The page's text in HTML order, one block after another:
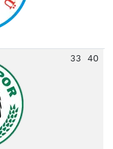
33 40